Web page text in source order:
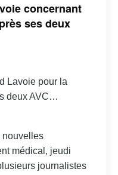
concernant
ses deux
Lavoie pour la
deux AVC…
nouvelles
médical, jeudi
journalistes